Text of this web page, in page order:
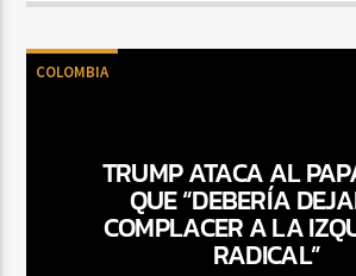
COLOMBIA
TRUMP ATACA AL
QUE “DEBERÍA
COMPLACER A LA
RADICAL”